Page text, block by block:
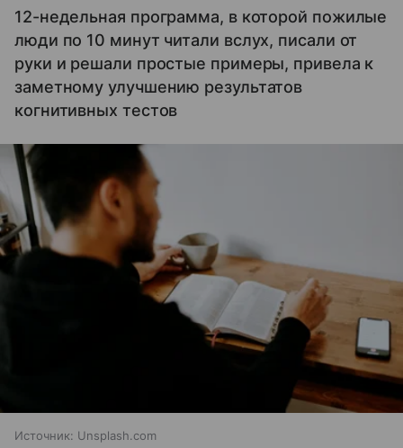
12-недельная программа, в которой пожилые
люди по 10 минут читали вслух, писали от
руки и решали простые примеры, привела к
заметному улучшению результатов
когнитивных тестов
Источник: Unsplash.com